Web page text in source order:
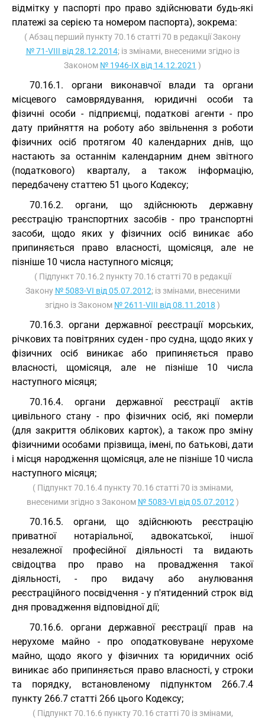
відмітку у паспорті про право здійснювати будь-які
платежі за серією та номером паспорта), зокрема:
( Абзац перший пункту 70.16 статті 70 в редакції Закону
№ 71-VIII від 28.12.2014; із змінами, внесеними згідно із
Законом № 1946-IX від 14.12.2021 )
70.16.1. органи виконавчої влади та органи
місцевого самоврядування, юридичні особи та
фізичні особи - підприємці, податкові агенти - про
дату прийняття на роботу або звільнення з роботи
фізичних осіб протягом 40 календарних днів, що
настають за останнім календарним днем звітного
(податкового) кварталу, а також інформацію,
передбачену статтею 51 цього Кодексу;
70.16.2. органи, що здійснюють державну
реєстрацію транспортних засобів - про транспортні
засоби, щодо яких у фізичних осіб виникає або
припиняється право власності, щомісяця, але не
пізніше 10 числа наступного місяця;
( Підпункт 70.16.2 пункту 70.16 статті 70 в редакції
Закону № 5083-VI від 05.07.2012; із змінами, внесеними
згідно із Законом № 2611-VIII від 08.11.2018 )
70.16.3. органи державної реєстрації морських,
річкових та повітряних суден - про судна, щодо яких у
фізичних осіб виникає або припиняється право
власності, щомісяця, але не пізніше 10 числа
наступного місяця;
70.16.4. органи державної реєстрації актів
цивільного стану - про фізичних осіб, які померли
(для закриття облікових карток), а також про зміну
фізичними особами прізвища, імені, по батькові, дати
і місця народження щомісяця, але не пізніше 10 числа
наступного місяця;
( Підпункт 70.16.4 пункту 70.16 статті 70 із змінами,
внесеними згідно з Законом № 5083-VI від 05.07.2012 )
70.16.5. органи, що здійснюють реєстрацію
приватної нотаріальної, адвокатської, іншої
незалежної професійної діяльності та видають
свідоцтва про право на провадження такої
діяльності, - про видачу або анулювання
реєстраційного посвідчення - у п'ятиденний строк від
дня провадження відповідної дії;
70.16.6. органи державної реєстрації прав на
нерухоме майно - про оподатковуване нерухоме
майно, щодо якого у фізичних та юридичних осіб
виникає або припиняється право власності, у строки
та порядку, встановленому підпунктом 266.7.4
пункту 266.7 статті 266 цього Кодексу;
( Підпункт 70.16.6 пункту 70.16 статті 70 із змінами,